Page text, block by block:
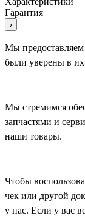
Гарантия
›
Мы
были уверены в их
Мы стремимся
запчастями и
наши товары.
Чтобы
чек или другой
у нас. Если у вас